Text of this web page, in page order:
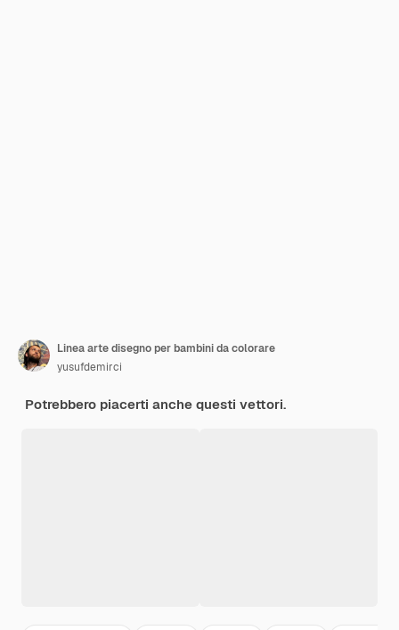
Linea arte disegno per bambini da colorare
yusufdemirci
Potrebbero piacerti anche questi vettori.